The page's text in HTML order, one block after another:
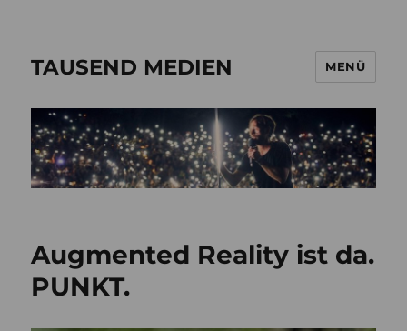
TAUSEND MEDIEN MENÜ
Augmented Reality ist da.
PUNKT.